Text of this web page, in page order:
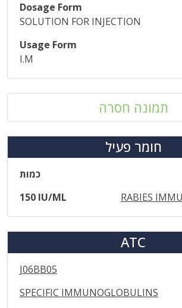
Dosage Form
SOLUTION FOR INJECTION
Usage Form
I.M
תמונה חסרה
חומר פעיל
כמות
RABIES
150 IU/ML
ATC
J06BB05
SPECIFIC IMMUNOGLOBULINS